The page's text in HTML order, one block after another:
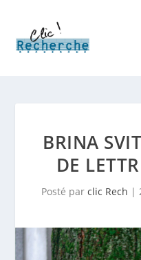
BRINA
DE
Posté par clic Rech |